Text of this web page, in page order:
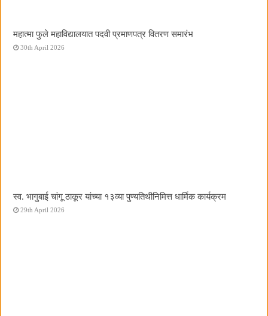
महात्मा फुले महाविद्यालयात पदवी प्रमाणपत्र वितरण समारंभ
30th April 2026
स्व. भागुबाई चांगू ठाकूर यांच्या १३व्या पुण्यतिथीनिमित्त धार्मिक कार्यक्रम
29th April 2026